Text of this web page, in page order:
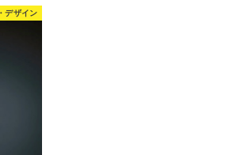
デザイン